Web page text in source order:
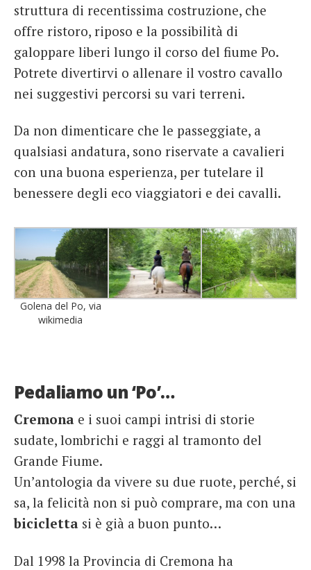
struttura di recentissima costruzione, che
offre ristoro, riposo e la possibilità di
galoppare liberi lungo il corso del fiume Po.
Potrete divertirvi o allenare il vostro cavallo
nei suggestivi percorsi su vari terreni.
Da non dimenticare che le passeggiate, a
qualsiasi andatura, sono riservate a cavalieri
con una buona esperienza, per tutelare il
benessere degli eco viaggiatori e dei cavalli.
Golena del Po, via
wikimedia
Pedaliamo un ‘Po’…
Cremona e i suoi campi intrisi di storie
sudate, lombrichi e raggi al tramonto del
Grande Fiume.
Un’antologia da vivere su due ruote, perché, si
sa, la felicità non si può comprare, ma con una
bicicletta si è già a buon punto…
Dal 1998 la Provincia di Cremona ha